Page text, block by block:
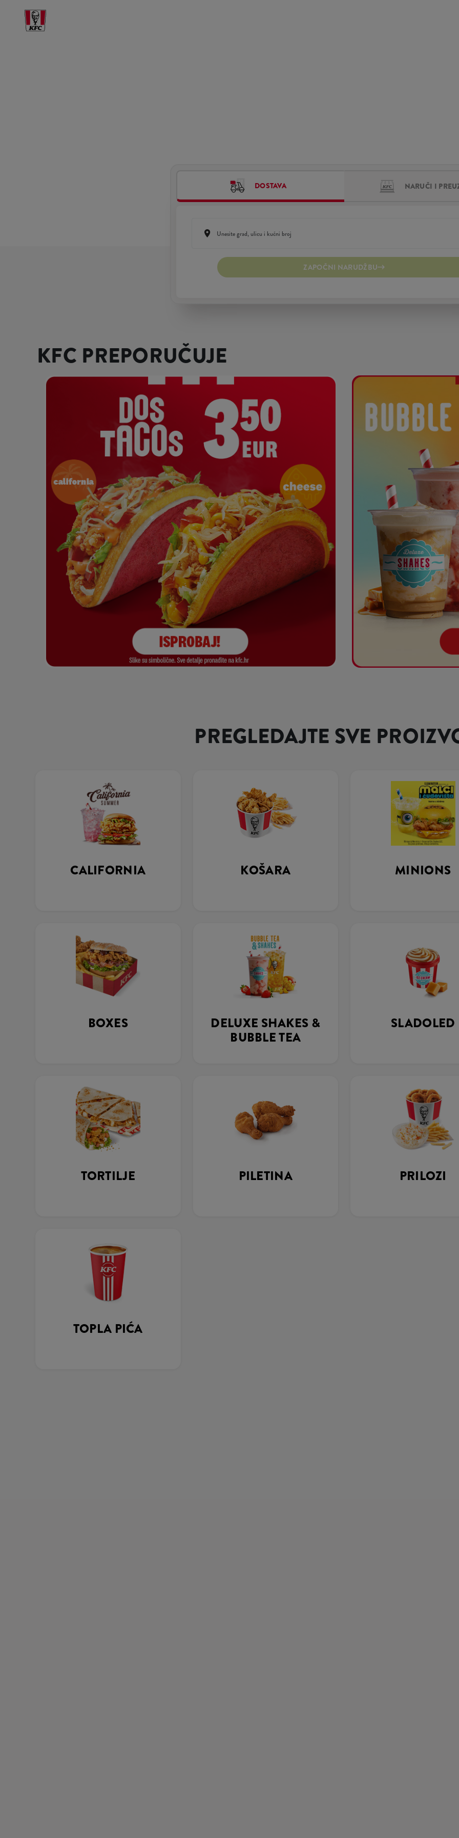
DOSTAVA NARUČI I
ZAPOČNI NARUDŽBU
KFC PREPORUČUJE
PREGLEDAJTE SVE
CALIFORNIA KOŠARA MINIONS
BOXES
DELUXE SHAKES &
BUBBLE TEA
SLADOLED
TORTILJE PILETINA PRILOZI
TOPLA PIĆA